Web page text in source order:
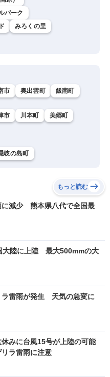
パーク
みろくの里
市 奥出雲町 飯南町
市 川本町
美郷町
岐の島町
もっと読む
に減少 熊本県八代で全国最
大陸に上陸 最大500mmの大
ラ雷雨が発生 天気の急変に
みに台風15号が上陸の可能
ラ雷雨に注意